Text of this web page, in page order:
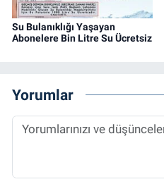
Su Bulanıklığı Yaşayan
Abonelere Bin Litre Su Ücretsiz
Yorumlar